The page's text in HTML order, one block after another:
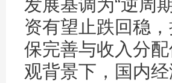
发展基调为“逆周
资有望止跌回稳
保完善与收入分
观背景下，国内